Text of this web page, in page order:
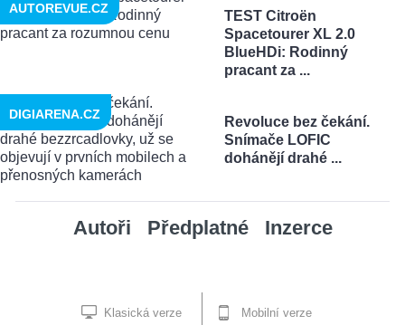
TEST Citroën
Spacetourer XL 2.0
BlueHDi: Rodinný
pracant za ...
AUTOREVUE.CZ
Revoluce bez čekání.
Snímače LOFIC
dohánějí drahé ...
DIGIARENA.CZ
Autoři Předplatné Inzerce
Klasická verze Mobilní verze